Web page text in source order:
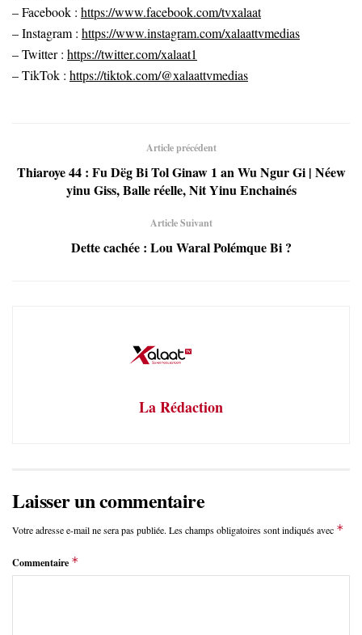
– Facebook : https://www.facebook.com/tvxalaat
– Instagram : https://www.instagram.com/xalaattvmedias
– Twitter : https://twitter.com/xalaat1
– TikTok : https://tiktok.com/@xalaattvmedias
Article précédent
Thiaroye 44 : Fu Dëg Bi Tol Ginaw 1 an Wu Ngur Gi | Néew
yinu Giss, Balle réelle, Nit Yinu Enchainés
Article Suivant
Dette cachée : Lou Waral Polémque Bi ?
La Rédaction
Laisser un commentaire
Votre adresse e-mail ne sera pas publiée. Les champs obligatoires sont indiqués avec *
Commentaire *